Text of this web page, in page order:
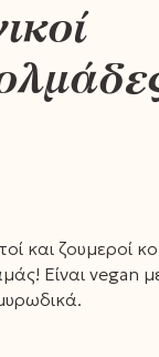
και ζουμεροί
Είναι vegan